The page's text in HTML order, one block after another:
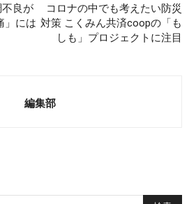
良が
」には
コロナの中でも考えたい防災
対策 こくみん共済coopの「も
しも」プロジェクトに注目
編集部